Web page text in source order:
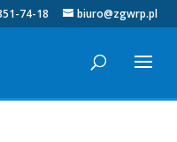
74-18 biuro@zgwrp.pl